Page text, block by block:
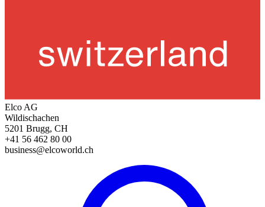
Elco AG
Wildischachen
5201 Brugg, CH
+41 56 462 80 00
business@elcoworld.ch